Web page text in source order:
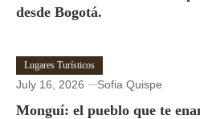
desde Bogotá.
Lugares Turísticos
July 16, 2026 Sofia Quispe
Monguí: el pueblo que te